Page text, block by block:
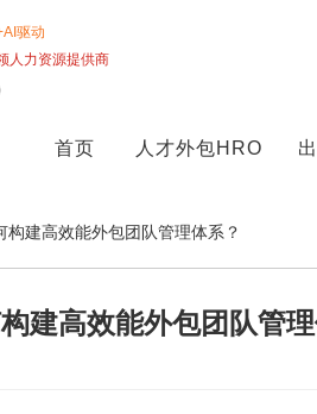
驱动
人力资源提供商
首页 人才外包HRO
建高效能外包团队管理体系？
建高效能外包团队管理